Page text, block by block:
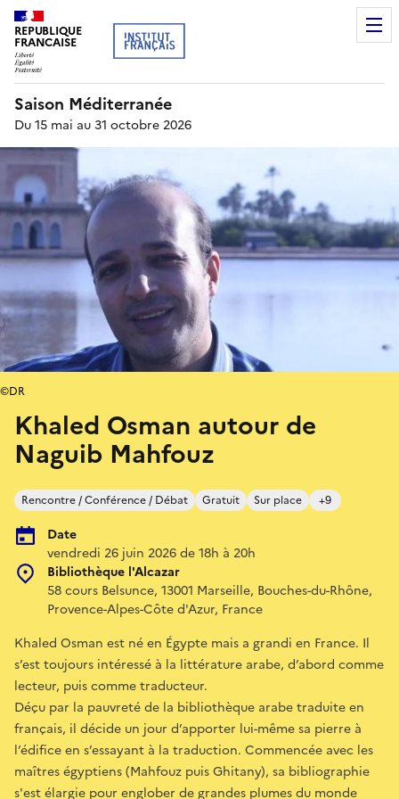
REPUBLIQUE
FRANCAISE
Saison Méditerranée
Du 15 mai au 31 octobre 2026
Khaled Osman autour de
Naguib Mahfouz
Rencontre / Conférence / Débat Gratuit Sur place +9
Date
vendredi 26 juin 2026 de 18h à 20h
Bibliothèque l'Alcazar
58 cours Belsunce, 13001 Marseille, Bouches-du-Rhône,
Provence-Alpes-Côte d'Azur, France
©DR
Khaled Osman est né en Égypte mais a grandi en France. Il
s’est toujours intéressé à la littérature arabe, d’abord comme
lecteur, puis comme traducteur.
Déçu par la pauvreté de la bibliothèque arabe traduite en
français, il décide un jour d’apporter lui-même sa pierre à
l’édifice en s’essayant à la traduction. Commencée avec les
maîtres égyptiens (Mahfouz puis Ghitany), sa bibliographie
s'est élargie pour englober de grandes plumes du monde